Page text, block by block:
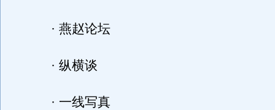
· 燕赵论坛
· 纵横谈
· 一线写真